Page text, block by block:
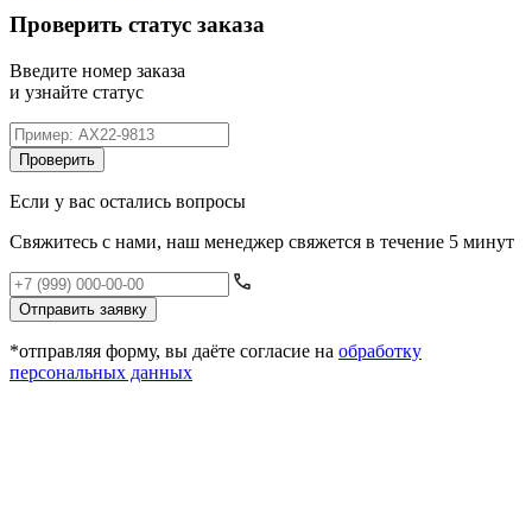
Проверить статус заказа
Введите номер заказа
и узнайте статус
Проверить
Если у вас остались вопросы
Свяжитесь с нами, наш менеджер свяжется в течение 5 минут
Отправить заявку
*отправляя форму, вы даёте согласие на обработку
персональных данных